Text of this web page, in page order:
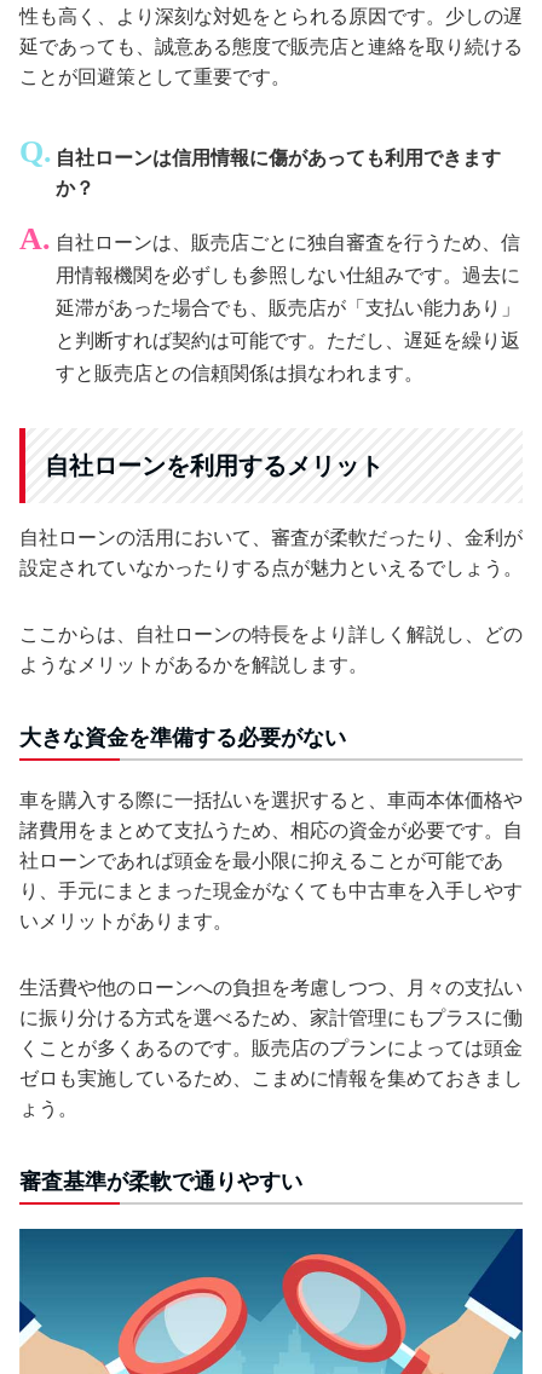
性も高く、より深刻な対処をとられる原因です。少しの遅
延であっても、誠意ある態度で販売店と連絡を取り続ける
ことが回避策として重要です。
自社ローンは信用情報に傷があっても利用できます
か？
自社ローンは、販売店ごとに独自審査を行うため、信
用情報機関を必ずしも参照しない仕組みです。過去に
延滞があった場合でも、販売店が「支払い能力あり」
と判断すれば契約は可能です。ただし、遅延を繰り返
すと販売店との信頼関係は損なわれます。
自社ローンを利用するメリット
自社ローンの活用において、審査が柔軟だったり、金利が
設定されていなかったりする点が魅力といえるでしょう。
ここからは、自社ローンの特長をより詳しく解説し、どの
ようなメリットがあるかを解説します。
大きな資金を準備する必要がない
車を購入する際に一括払いを選択すると、車両本体価格や
諸費用をまとめて支払うため、相応の資金が必要です。自
社ローンであれば頭金を最小限に抑えることが可能であ
り、手元にまとまった現金がなくても中古車を入手しやす
いメリットがあります。
生活費や他のローンへの負担を考慮しつつ、月々の支払い
に振り分ける方式を選べるため、家計管理にもプラスに働
くことが多くあるのです。販売店のプランによっては頭金
ゼロも実施しているため、こまめに情報を集めておきまし
ょう。
審査基準が柔軟で通りやすい